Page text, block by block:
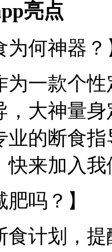
亮点
为何神器？
为一款个
，大神量
业的断食
快来加入
肥吗？】
食计划，